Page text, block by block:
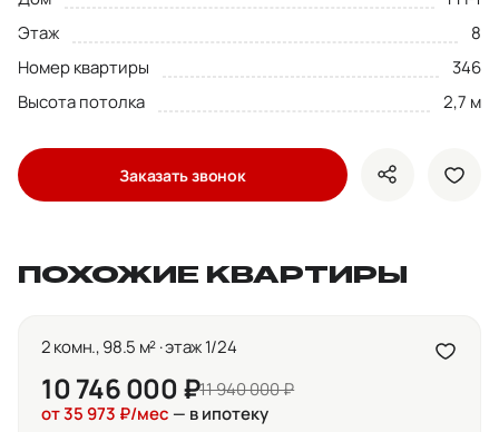
Этаж
8
Номер квартиры
346
Высота потолка
2,7 м
Заказать звонок показать
ПОХОЖИЕ КВАРТИРЫ
2 комн., 98.5 м² · этаж 1/24
10 746 000 ₽11 940 000 ₽
от 35 973 ₽/мес — в ипотеку